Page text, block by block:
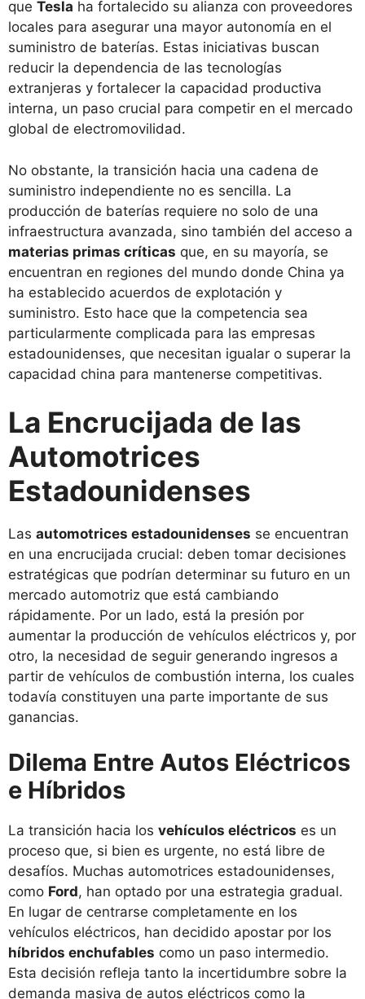
que Tesla ha fortalecido su alianza con proveedores
locales para asegurar una mayor autonomía en el
suministro de baterías. Estas iniciativas buscan
reducir la dependencia de las tecnologías
extranjeras y fortalecer la capacidad productiva
interna, un paso crucial para competir en el mercado
global de electromovilidad.
No obstante, la transición hacia una cadena de
suministro independiente no es sencilla. La
producción de baterías requiere no solo de una
infraestructura avanzada, sino también del acceso a
materias primas críticas que, en su mayoría, se
encuentran en regiones del mundo donde China ya
ha establecido acuerdos de explotación y
suministro. Esto hace que la competencia sea
particularmente complicada para las empresas
estadounidenses, que necesitan igualar o superar la
capacidad china para mantenerse competitivas.
La Encrucijada de las
Automotrices
Estadounidenses
Las automotrices estadounidenses se encuentran
en una encrucijada crucial: deben tomar decisiones
estratégicas que podrían determinar su futuro en un
mercado automotriz que está cambiando
rápidamente. Por un lado, está la presión por
aumentar la producción de vehículos eléctricos y, por
otro, la necesidad de seguir generando ingresos a
partir de vehículos de combustión interna, los cuales
todavía constituyen una parte importante de sus
ganancias.
Dilema Entre Autos Eléctricos
e Híbridos
La transición hacia los vehículos eléctricos es un
proceso que, si bien es urgente, no está libre de
desafíos. Muchas automotrices estadounidenses,
como Ford, han optado por una estrategia gradual.
En lugar de centrarse completamente en los
vehículos eléctricos, han decidido apostar por los
híbridos enchufables como un paso intermedio.
Esta decisión refleja tanto la incertidumbre sobre la
demanda masiva de autos eléctricos como la